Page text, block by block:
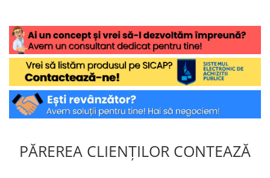
PĂREREA CLIENȚILOR CONTEAZĂ